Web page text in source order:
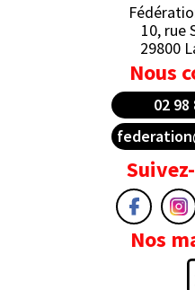
10, rue
29800
Nous
02 98
Nos